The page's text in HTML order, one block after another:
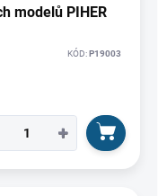
modelů PIHER
KÓD:P19003
+